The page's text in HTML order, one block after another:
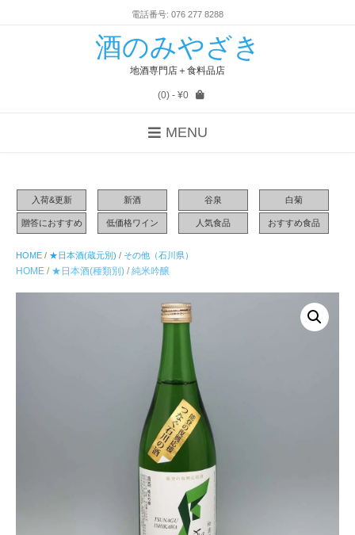
電話番号: 076 277 8288
酒のみやざき
地酒専門店＋食料品店
(0)- ¥0
MENU
入荷&更新 新酒 谷泉 白菊
贈答におすすめ 低価格ワイン 人気食品 おすすめ食品
HOME / ★日本酒(蔵元別) / その他（石川県）
HOME / ★日本酒(種類別) / 純米吟醸